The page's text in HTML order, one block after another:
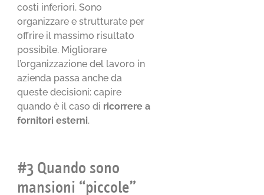
costi inferiori. Sono
organizzare e strutturate per
offrire il massimo risultato
possibile. Migliorare
l’organizzazione del lavoro in
azienda passa anche da
queste decisioni: capire
quando è il caso di ricorrere a
fornitori esterni.
#3 Quando sono
mansioni “piccole”